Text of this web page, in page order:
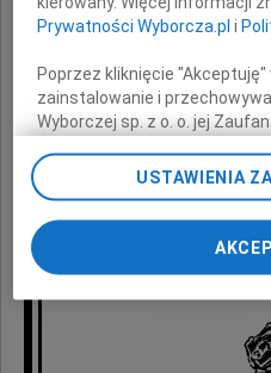
Kiedy kogoś
Pożegnanie
w Domu Pogrzebowym
na Cmentarzu
Prywatności Wyborcza.pl i
Poprzez kliknięcie
zainstalowanie i
Wyborczej sp. z o. o. jej
chwili zmienić swoje
ponownie wywołując
preferencjami dot.
odnośnik „Ustawienia
przechodząc do sekcji
My, nasi Zaufani Partnerzy i
USTAWIENIA